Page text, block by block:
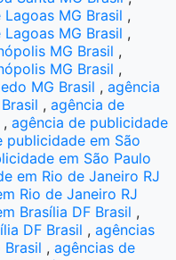
MG Brasil ,
MG Brasil ,
MG Brasil ,
MG Brasil ,
MG Brasil ,agência
,agência de
,agência de publicidade
publicidade em São
em São Paulo
em Rio de Janeiro RJ
Rio de Janeiro RJ
Brasília DF Brasil ,
DF Brasil ,agências
,agências de